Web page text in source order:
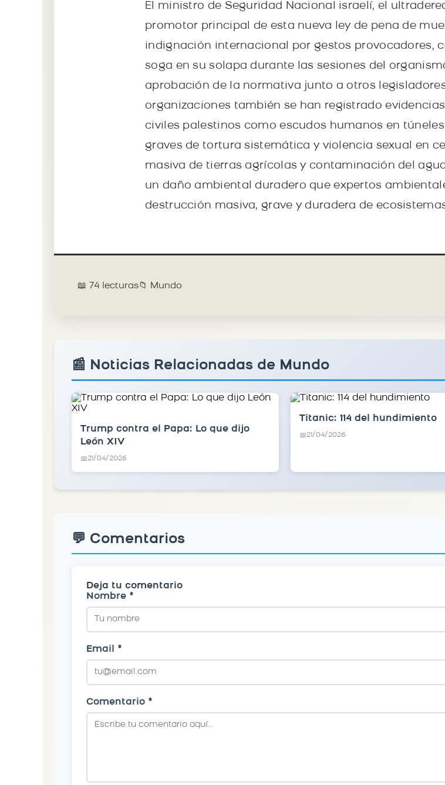
El ministro de Seguridad Nacional israelí, el
promotor principal de esta nueva ley de pena de
indignación internacional por gestos provocadores,
soga en su solapa durante las sesiones del
aprobación de la normativa junto a otros
organizaciones también se han registrado
civiles palestinos como escudos humanos en
graves de tortura sistemática y violencia sexual en
masiva de tierras agrícolas y contaminación del
un daño ambiental duradero que expertos
destrucción masiva, grave y duradera de
📖 74 lecturas📁 Mundo
📰 Noticias Relacionadas de Mundo
Trump contra el Papa: Lo que dijo
León XIV
📅21/04/2026
Titanic: 114 del hundimiento
📅21/04/2026
💬 Comentarios
Deja tu comentario
Nombre *
Email *
Comentario *